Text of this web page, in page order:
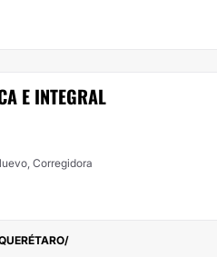
E INTEGRAL
Corregidora